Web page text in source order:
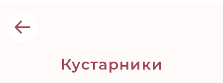
Кустарники